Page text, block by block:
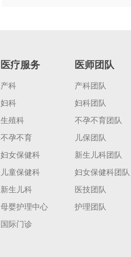
医疗服务
产科
妇科
生殖科
不孕不育
妇女保健科
儿童保健科
新生儿科
母婴护理中心
国际门诊
医师团队
产科团队
妇科团队
不孕不育团队
儿保团队
新生儿科团队
妇女保健科团队
医技团队
护理团队